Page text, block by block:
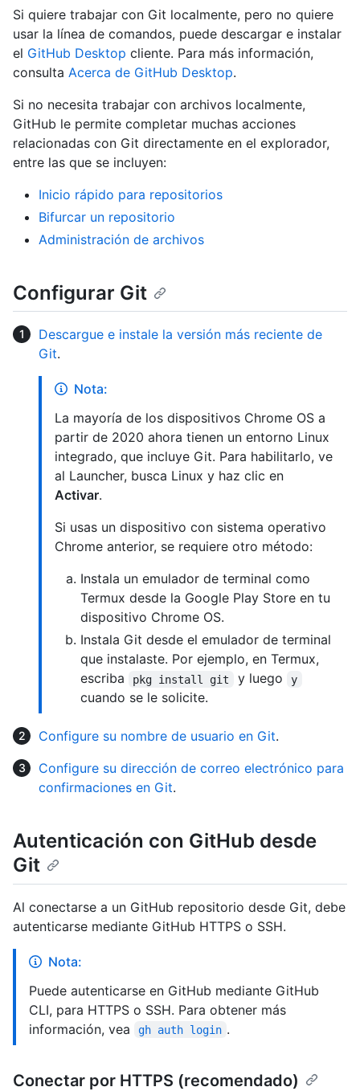
Si quiere trabajar con Git localmente, pero no quiere
usar la línea de comandos, puede descargar e instalar
el GitHub Desktop cliente. Para más información,
consulta Acerca de GitHub Desktop.
Si no necesita trabajar con archivos localmente,
GitHub le permite completar muchas acciones
relacionadas con Git directamente en el explorador,
entre las que se incluyen:
Inicio rápido para repositorios
Bifurcar un repositorio
Administración de archivos
Configurar Git
Descargue e instale la versión más reciente de
Git.
Nota:
La mayoría de los dispositivos Chrome OS a
partir de 2020 ahora tienen un entorno Linux
integrado, que incluye Git. Para habilitarlo, ve
al Launcher, busca Linux y haz clic en
Activar.
Si usas un dispositivo con sistema operativo
Chrome anterior, se requiere otro método:
Instala un emulador de terminal como
Termux desde la Google Play Store en tu
dispositivo Chrome OS.
Instala Git desde el emulador de terminal
que instalaste. Por ejemplo, en Termux,
escriba
pkg install git y luego y
cuando se le solicite.
Configure su nombre de usuario en Git.
Configure su dirección de correo electrónico para
confirmaciones en Git.
Autenticación con GitHub desde
Git
Al conectarse a un GitHub repositorio desde Git, debe
autenticarse mediante GitHub HTTPS o SSH.
Nota:
Puede autenticarse en GitHub mediante GitHub
CLI, para HTTPS o SSH. Para obtener más
información, vea
gh auth login .
Conectar por HTTPS (recomendado)